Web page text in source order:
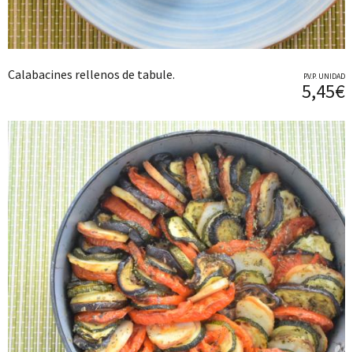
Calabacines rellenos de tabule. P.V.P. UNIDAD
5,45€